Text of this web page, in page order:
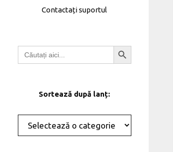
Contactați suportul
Căutați: Butonul de căutare
Sortează după lanț:
Categorii